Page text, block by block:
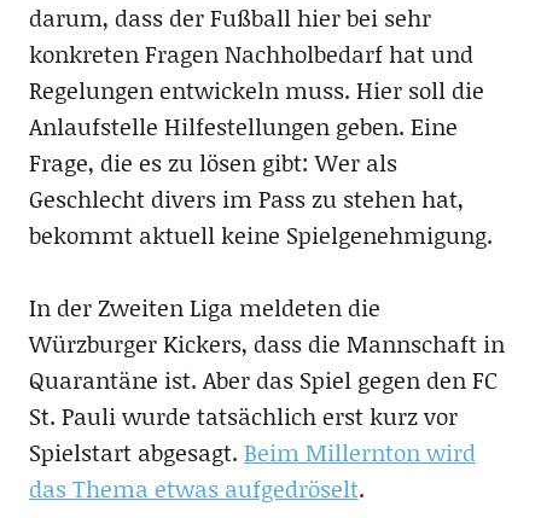
darum, dass der Fußball hier bei sehr
konkreten Fragen Nachholbedarf hat und
Regelungen entwickeln muss. Hier soll die
Anlaufstelle Hilfestellungen geben. Eine
Frage, die es zu lösen gibt: Wer als
Geschlecht divers im Pass zu stehen hat,
bekommt aktuell keine Spielgenehmigung.
In der Zweiten Liga meldeten die
Würzburger Kickers, dass die Mannschaft in
Quarantäne ist. Aber das Spiel gegen den FC
St. Pauli wurde tatsächlich erst kurz vor
Spielstart abgesagt. Beim Millernton wird
das Thema etwas aufgedröselt.